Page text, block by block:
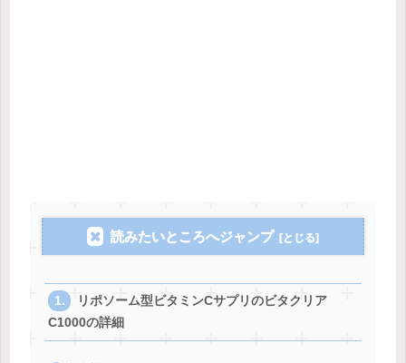
読みたいところへジャンプ
リポソーム型ビタミンCサプリのビタクリア
C1000の詳細